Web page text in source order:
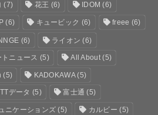
(7) 花王 (6) IDOM (6)
(6) キュービック (6) freee (6)
(6) ライオン (6)
トニュース (5) All About(5)
(5) KADOKAWA(5)
データ (5) 富士通 (5)
ニケーションズ (5) カルビー (5)